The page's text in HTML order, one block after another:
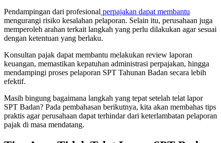
Pendampingan dari profesional perpajakan dapat membantu
mengurangi risiko kesalahan pelaporan. Selain itu, perusahaan juga
memperoleh arahan terkait langkah yang perlu dilakukan agar sesuai
dengan ketentuan yang berlaku.
Konsultan pajak dapat membantu melakukan review laporan
keuangan, memastikan kepatuhan administrasi perpajakan, hingga
mendampingi proses pelaporan SPT Tahunan Badan secara lebih
efektif.
Masih bingung bagaimana langkah yang tepat setelah telat lapor
SPT Badan? Pada pembahasan berikutnya, kita akan membahas tips
praktis agar perusahaan dapat terhindar dari keterlambatan pelaporan
pajak di masa mendatang.